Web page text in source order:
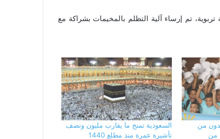
تم إرساء آلية التظلم بالمخيمات بشراكة مع
من
من
السعودية تمنح ما يقارب مليون ونصف
تأشيرة عمرة منذ مطلع 1440